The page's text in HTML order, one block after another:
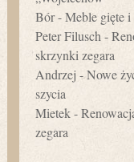
Bór-Meble gięte
Peter Filusch -
skrzynki zegara
Andrzej -Nowe
szycia
Mietek-
zegara